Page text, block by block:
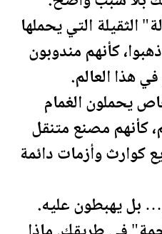
الثقيلة التي يحملها
كأنهم مندوبون
هذا العالم.
يحملون الغمام
كأنهم مصنع متنقل
كوارث وأزمات دائمة
بل يهبطون عليه.